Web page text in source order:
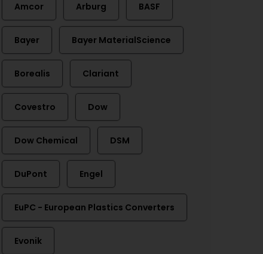
Amcor Arburg BASF
Bayer Bayer MaterialScience
Borealis Clariant
Covestro Dow
Dow Chemical DSM
DuPont Engel
EuPC - European Plastics Converters
Evonik